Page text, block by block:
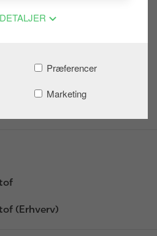
Præferencer
Marketing
Døgnåbent
(Erhverv)